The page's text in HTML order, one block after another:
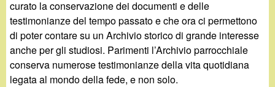
curato la conservazione dei documenti e delle
testimonianze del tempo passato e che ora ci permettono
di poter contare su un Archivio storico di grande interesse
anche per gli studiosi. Parimenti l’Archivio parrocchiale
conserva numerose testimonianze della vita quotidiana
legata al mondo della fede, e non solo.